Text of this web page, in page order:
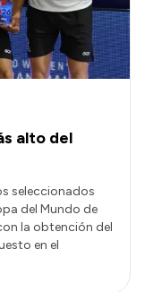
alto del
seleccionados
del Mundo de
la obtención del
en el